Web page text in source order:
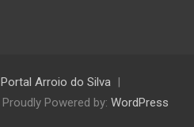
Portal Arroio do Silva
Proudly Powered by: WordPress